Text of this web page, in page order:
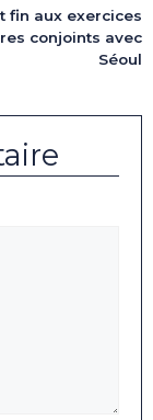
fin aux exercices
conjoints avec
Séoul